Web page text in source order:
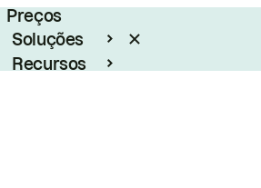
Preços
Soluções
Recursos